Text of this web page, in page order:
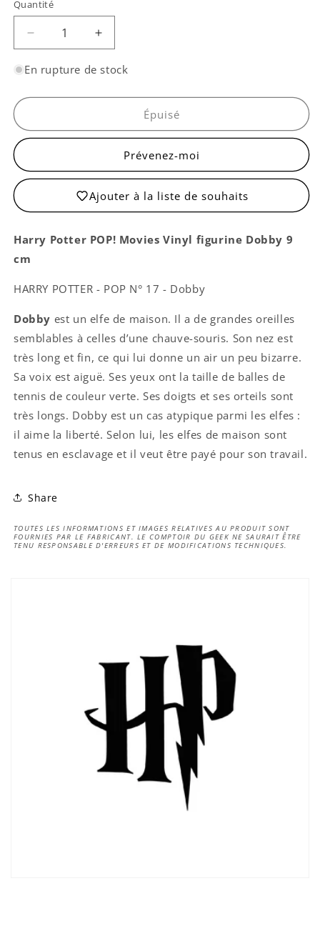
Quantité
Quantité
Réduire
la
quantité
Pop!
Augmenter
la
quantité
Pop!
En rupture de stock
Épuisé
Prévenez-moi
Ajouter à la liste de souhaits
Harry Potter POP! Movies Vinyl figurine Dobby 9
cm
HARRY POTTER - POP N° 17 - Dobby
Dobby est un elfe de maison. Il a de grandes oreilles
semblables à celles d’une chauve-souris. Son nez est
très long et fin, ce qui lui donne un air un peu bizarre.
Sa voix est aiguë. Ses yeux ont la taille de balles de
tennis de couleur verte. Ses doigts et ses orteils sont
très longs. Dobby est un cas atypique parmi les elfes :
il aime la liberté. Selon lui, les elfes de maison sont
tenus en esclavage et il veut être payé pour son travail.
Share
TOUTES LES INFORMATIONS ET IMAGES RELATIVES AU PRODUIT SONT
FOURNIES PAR LE FABRICANT. LE COMPTOIR DU GEEK NE SAURAIT ÊTRE
TENU RESPONSABLE D'ERREURS ET DE MODIFICATIONS TECHNIQUES.